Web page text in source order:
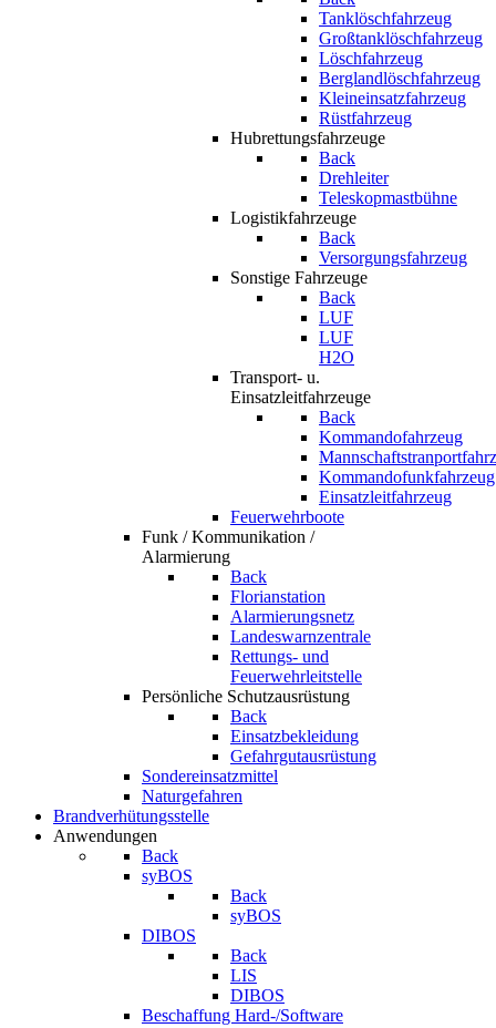
Tanklöschfahrzeug
Großtanklöschfahrzeug
Löschfahrzeug
Berglandlöschfahrzeug
Kleineinsatzfahrzeug
Rüstfahrzeug
Hubrettungsfahrzeuge
Back
Drehleiter
Teleskopmastbühne
Logistikfahrzeuge
Back
Versorgungsfahrzeug
Sonstige Fahrzeuge
Back
LUF
LUF
H2O
Transport- u.
Einsatzleitfahrzeuge
Back
Kommandofahrzeug
Kommandofunkfahrzeug
Einsatzleitfahrzeug
Feuerwehrboote
Funk / Kommunikation /
Alarmierung
Back
Florianstation
Alarmierungsnetz
Landeswarnzentrale
Rettungs- und
Feuerwehrleitstelle
Persönliche Schutzausrüstung
Back
Einsatzbekleidung
Gefahrgutausrüstung
Sondereinsatzmittel
Naturgefahren
Brandverhütungsstelle
Anwendungen
Back
syBOS
Back
syBOS
DIBOS
Back
LIS
DIBOS
Beschaffung Hard-/Software